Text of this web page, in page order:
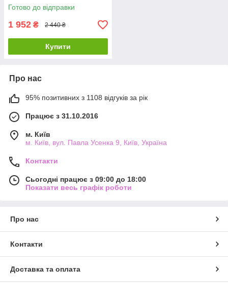
Готово до відправки
1 952 ₴ 2 440 ₴
Купити
Про нас
95% позитивних з 1108 відгуків за рік
Працює з 31.10.2016
м. Київ
м. Київ, вул. Павла Усенка 9, Київ, Україна
Контакти
Сьогодні працює з 09:00 до 18:00
Показати весь графік роботи
Про нас
Контакти
Доставка та оплата